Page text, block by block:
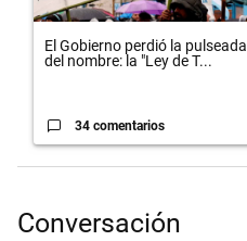
El Gobierno perdió la pulseada
del nombre: la "Ley de T...
34 comentarios
Conversación